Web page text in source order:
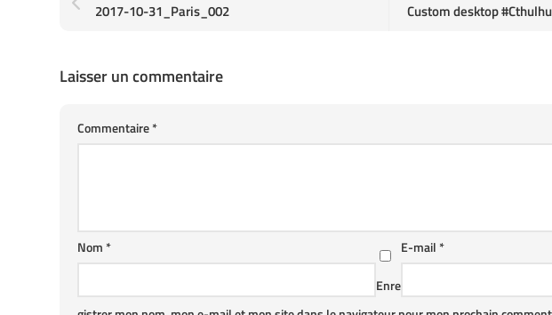
2017-10-31_Paris_002
Laisser un commentaire
Commentaire*
E-mail*
Nom*
Enre